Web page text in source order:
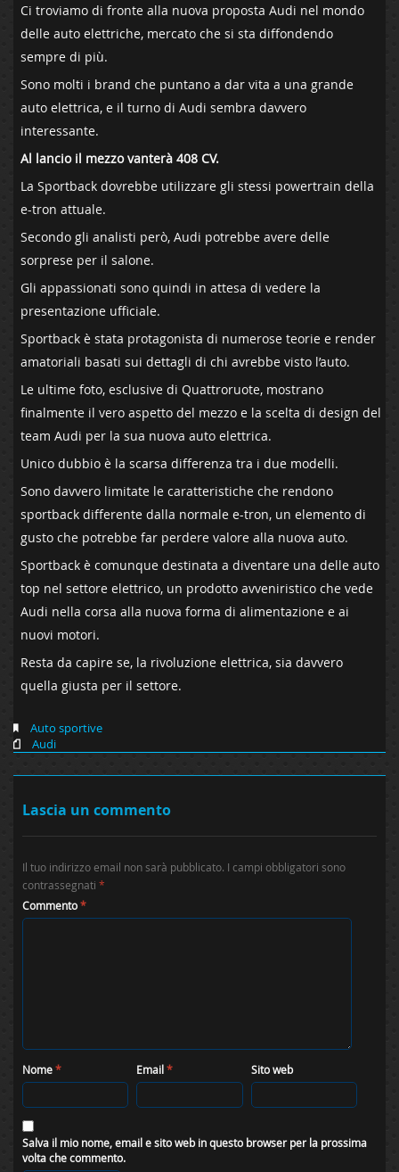
Ci troviamo di fronte alla nuova proposta Audi nel mondo
delle auto elettriche, mercato che si sta diffondendo
sempre di più.
Sono molti i brand che puntano a dar vita a una grande
auto elettrica, e il turno di Audi sembra davvero
interessante.
Al lancio il mezzo vanterà 408 CV.
La Sportback dovrebbe utilizzare gli stessi powertrain della
e-tron attuale.
Secondo gli analisti però, Audi potrebbe avere delle
sorprese per il salone.
Gli appassionati sono quindi in attesa di vedere la
presentazione ufficiale.
Sportback è stata protagonista di numerose teorie e render
amatoriali basati sui dettagli di chi avrebbe visto l’auto.
Le ultime foto, esclusive di Quattroruote, mostrano
finalmente il vero aspetto del mezzo e la scelta di design del
team Audi per la sua nuova auto elettrica.
Unico dubbio è la scarsa differenza tra i due modelli.
Sono davvero limitate le caratteristiche che rendono
sportback differente dalla normale e-tron, un elemento di
gusto che potrebbe far perdere valore alla nuova auto.
Sportback è comunque destinata a diventare una delle auto
top nel settore elettrico, un prodotto avveniristico che vede
Audi nella corsa alla nuova forma di alimentazione e ai
nuovi motori.
Resta da capire se, la rivoluzione elettrica, sia davvero
quella giusta per il settore.
Auto sportive
Audi
Lascia un commento
Il tuo indirizzo email non sarà pubblicato. I campi obbligatori sono
contrassegnati *
Commento*
Nome* Email* Sito web
Salva il mio nome, email e sito web in questo browser per la prossima
volta che commento.